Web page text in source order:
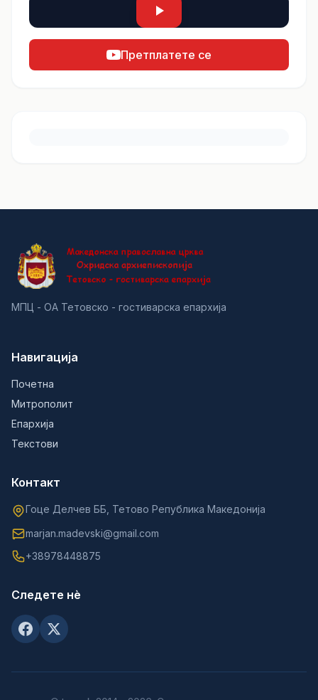
Претплатете се
МПЦ - ОА Тетовско - гостиварска епархија
Навигација
Почетна
Митрополит
Епархија
Текстови
Контакт
Гоце Делчев ББ, Тетово Република Македонија
marjan.madevski@gmail.com
+38978448875
Следете нè